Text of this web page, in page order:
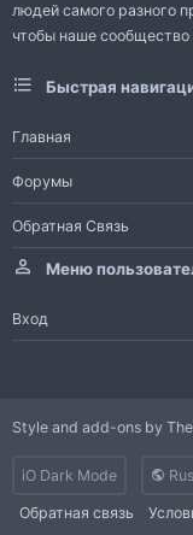
людей самого разного
чтобы наше
Быстрая
Главная
Форумы
Обратная Связь
Меню
Вход
iO Dark Mode
Обратная связь
Style and add-ons by